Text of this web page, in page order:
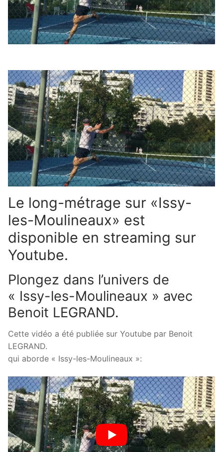
Le long-métrage sur «Issy-
les-Moulineaux» est
disponible en streaming sur
Youtube.
Plongez dans l’univers de
« Issy-les-Moulineaux » avec
Benoit LEGRAND.
Cette vidéo a été publiée sur Youtube par Benoit
LEGRAND.
qui aborde « Issy-les-Moulineaux »: